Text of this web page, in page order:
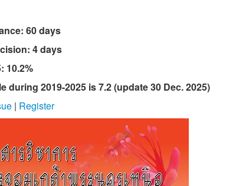
60 days
4 days
10.2%
during 2019-2025 is 7.2 (update 30 Dec. 2025)
| Register